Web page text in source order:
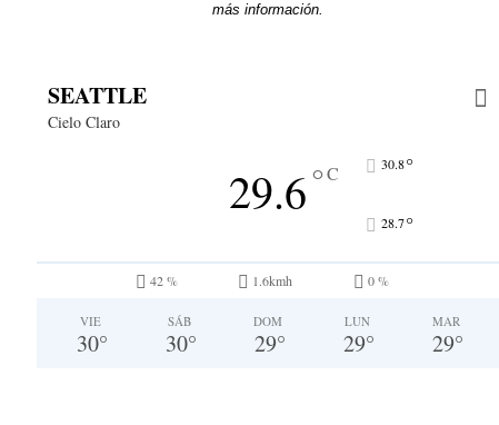
más información.
SEATTLE
Cielo Claro
29.6°C 30.8°
28.7°
42 % 1.6kmh 0 %
VIE
30°
SÁB
30°
DOM
29°
LUN
29°
MAR
29°